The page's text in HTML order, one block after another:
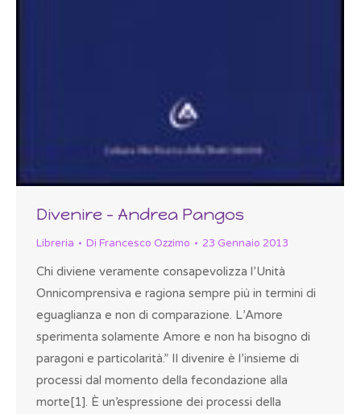
Divenire – Andrea Pangos
Libreria Di Francesco Ozzimo 23 Gennaio 2013
Chi diviene veramente consapevolizza l’Unità
Onnicomprensiva e ragiona sempre più in termini di
eguaglianza e non di comparazione. L’Amore
sperimenta solamente Amore e non ha bisogno di
paragoni e particolarità.” Il divenire è l’insieme di
processi dal momento della fecondazione alla
morte[1]. È un’espressione dei processi della